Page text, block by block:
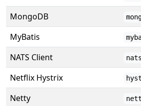
MongoDB
MyBatis
NATS Client nats
Netflix Hystrix
Netty